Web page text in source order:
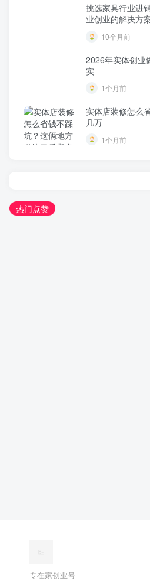
挑选家具行业进
业创业的解决方
10个月前
2026年实体创业
实
1个月前
实体店装修怎么
几万
1个月前
热门点赞
专在家创业号